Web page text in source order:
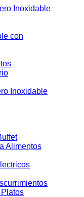
Inoxidable
con
Inoxidable
Alimentos